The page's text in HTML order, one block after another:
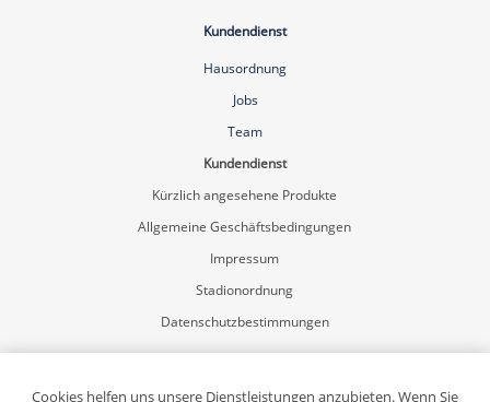
Kundendienst
Hausordnung
Jobs
Team
Kundendienst
Kürzlich angesehene Produkte
Allgemeine Geschäftsbedingungen
Impressum
Stadionordnung
Datenschutzbestimmungen
Mein Konto
Registrierung
Cookies helfen uns unsere Dienstleistungen anzubieten. Wenn Sie